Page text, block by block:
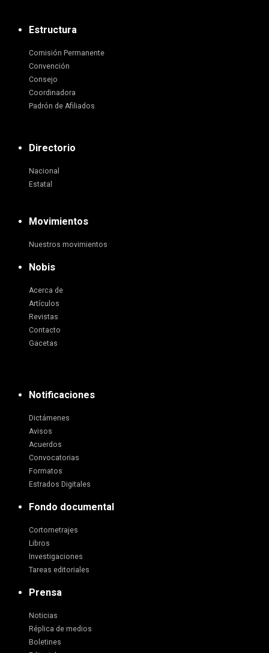
Estructura
Comisión Permanente
Convención
Consejo
Coordinadora
Padrón de Afiliados
Directorio
Nacional
Estatal
Movimientos
Nuestros movimientos
Nobis
Acerca de
Artículos
Revistas
Contacto
Gacetas
Notificaciones
Dictámenes
Avisos
Acuerdos
Convocatorias
Formatos
Estrados Digitales
Fondo documental
Cortometrajes
Libros
Investigaciones
Tareas editoriales
Prensa
Noticias
Réplica de medios
Boletines